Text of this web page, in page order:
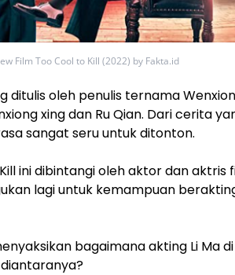
Film Too Cool to Kill (2022) by Fakta.id
ditulis oleh penulis ternama
xing dan Ru Qian. Dari cerita
sangat seru untuk ditonton.
ini dibintangi oleh aktor dan aktris
lagi untuk kemampuan
bagaimana akting Li Ma